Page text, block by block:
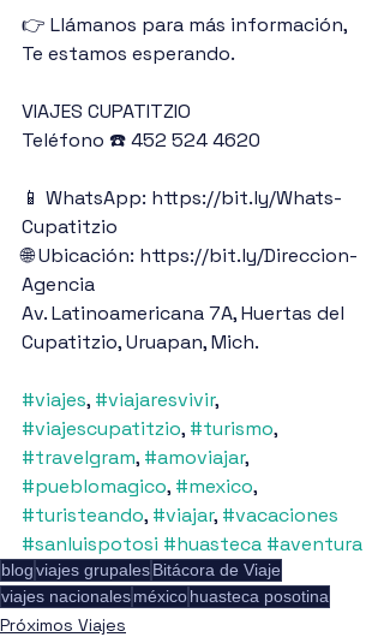
👉 Llámanos para más información,
Te estamos esperando.
VIAJES CUPATITZIO
Teléfono ☎️ 452 524 4620
📱 WhatsApp: https://bit.ly/Whats-
Cupatitzio
🌐 Ubicación: https://bit.ly/Direccion-
Agencia
Av. Latinoamericana 7A, Huertas del
Cupatitzio, Uruapan, Mich.
#viajes, #viajaresvivir,
#viajescupatitzio, #turismo,
#travelgram, #amoviajar,
#pueblomagico, #mexico,
#turisteando, #viajar, #vacaciones
#sanluispotosi #huasteca #aventura
blogviajes grupalesBitácora de Viaje
viajes nacionalesméxicohuasteca posotina
Próximos Viajes